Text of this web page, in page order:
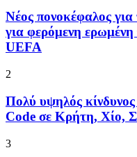
Νέος πονοκέφαλος για
για φερόμενη
UEFA
2
Πολύ υψηλός
Code σε Κρήτη, Χίο,
3